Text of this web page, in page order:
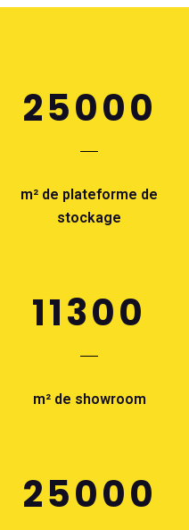
25000
m² de plateforme de
stockage
11300
m² de showroom
25000